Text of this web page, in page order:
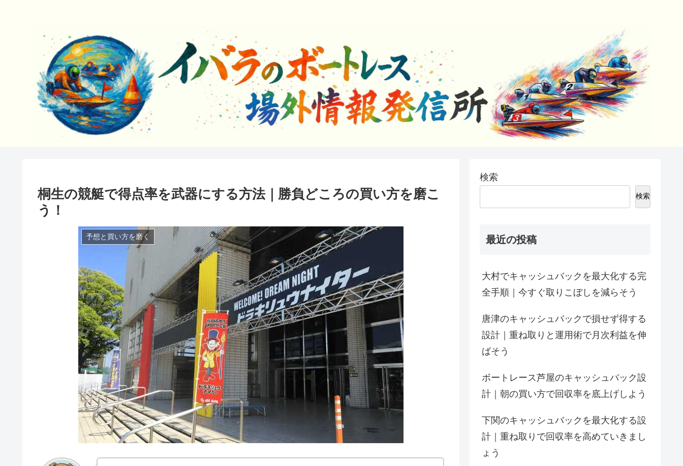
桐生の競艇で得点率を武器にする方法｜勝負どころの買い方を磨こ
う！
予想と買い方を磨く
検索
検索
最近の投稿
大村でキャッシュバックを最大化する完
全手順｜今すぐ取りこぼしを減らそう
唐津のキャッシュバックで損せず得する
設計｜重ね取りと運用術で月次利益を伸
ばそう
ボートレース芦屋のキャッシュバック設
計｜朝の買い方で回収率を底上げしよう
下関のキャッシュバックを最大化する設
計｜重ね取りで回収率を高めていきまし
ょう